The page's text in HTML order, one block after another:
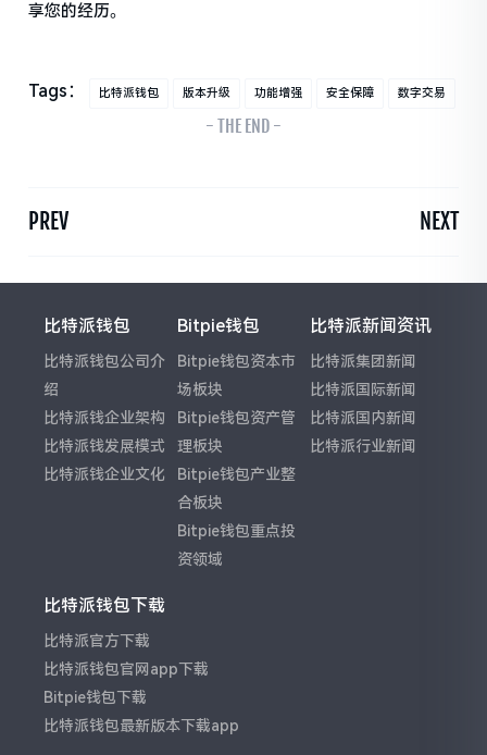
享您的经历。
Tags： 比特派钱包 版本升级 功能增强 安全保障 数字交易
- THE END -
PREV NEXT
比特派钱包
比特派钱包公司介
绍
比特派钱企业架构
比特派钱发展模式
比特派钱企业文化
Bitpie钱包
Bitpie钱包资本市
场板块
Bitpie钱包资产管
理板块
Bitpie钱包产业整
合板块
Bitpie钱包重点投
资领域
比特派新闻资讯
比特派集团新闻
比特派国际新闻
比特派国内新闻
比特派行业新闻
比特派钱包下载
比特派官方下载
比特派钱包官网app下载
Bitpie钱包下载
比特派钱包最新版本下载app